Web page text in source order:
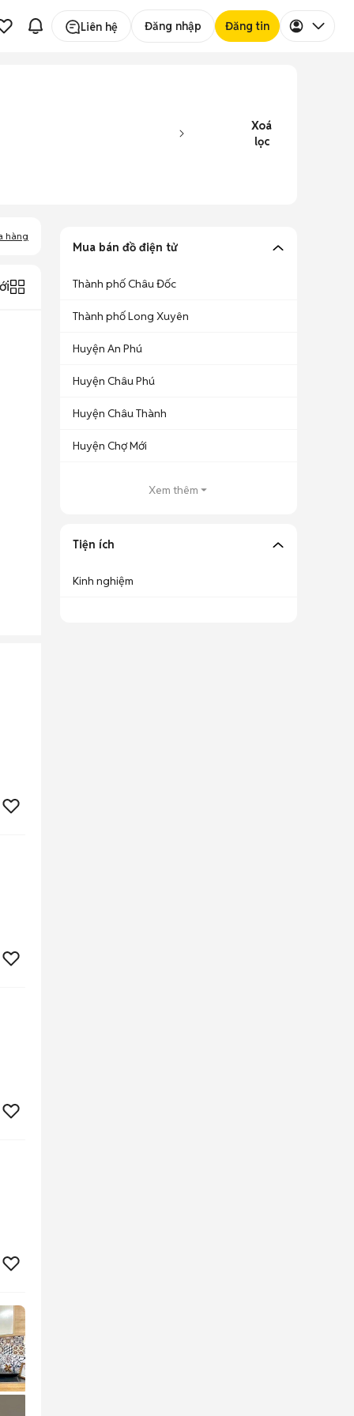
Liên hệ Đăng nhập Đăng tin
Xoá
lọc
hàng
Mua bán đồ điện tử
Thành phố Châu Đốc
Thành phố Long Xuyên
Huyện An Phú
Huyện Châu Phú
Huyện Châu Thành
Huyện Chợ Mới
Xem thêm
Tiện ích
Kinh nghiệm